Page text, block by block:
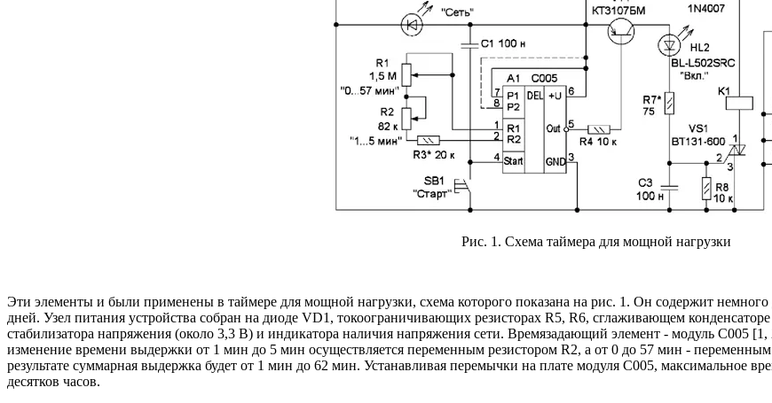
Рис. 1. Схема таймера для мощной нагрузки
Эти элементы и были применены в таймере для мощной нагрузки, схема которого показана на рис. 1. Он содержит
дней. Узел питания устройства собран на диоде VD1, токоограничивающих резисторах R5, R6, сглаживающем
стабилизатора напряжения (около 3,3 В) и индикатора наличия напряжения сети. Времязадающий элемент - модуль С005
изменение времени выдержки от 1 мин до 5 мин осуществляется переменным резистором R2, а от 0 до 57 мин -
результате суммарная выдержка будет от 1 мин до 62 мин. Устанавливая перемычки на плате модуля С005, максимальное
десятков часов.